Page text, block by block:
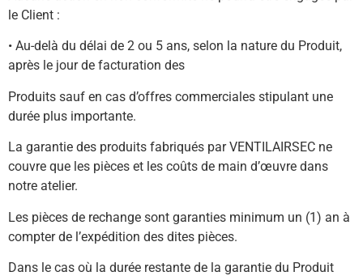
le Client :
• Au-delà du délai de 2 ou 5 ans, selon la nature du Produit,
après le jour de facturation des
Produits sauf en cas d’offres commerciales stipulant une
durée plus importante.
La garantie des produits fabriqués par VENTILAIRSEC ne
couvre que les pièces et les coûts de main d’œuvre dans
notre atelier.
Les pièces de rechange sont garanties minimum un (1) an à
compter de l’expédition des dites pièces.
Dans le cas où la durée restante de la garantie du Produit